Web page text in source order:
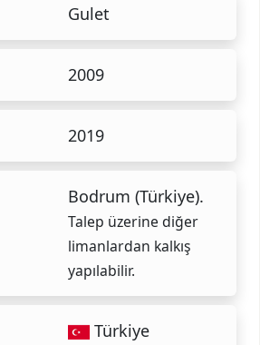
Gulet
2009
2019
Bodrum (Türkiye).
Talep üzerine diğer
limanlardan kalkış
yapılabilir.
Türkiye